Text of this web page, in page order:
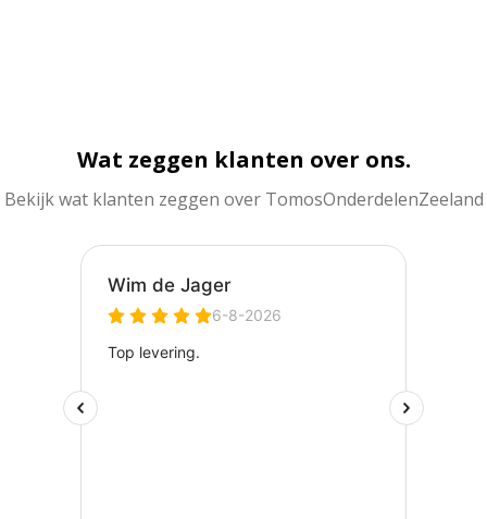
Wat zeggen klanten over ons.
Bekijk wat klanten zeggen over TomosOnderdelenZeeland